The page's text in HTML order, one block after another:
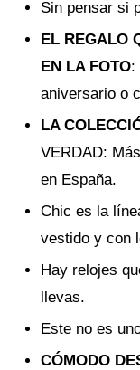
Sin pensar si
EL REGALO
EN LA FOTO:
aniversario o
LA
VERDAD:
en España.
Chic es la
vestido y con
Hay relojes
llevas.
Este no es
CÓMODO